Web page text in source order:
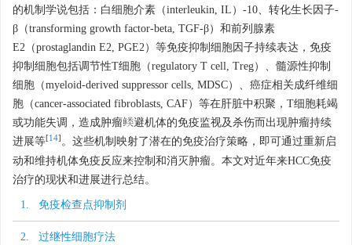
的机制学说包括：白细胞介素（interleukin, IL）-10、转化生长因子-
β（transforming growth factor-beta, TGF-β）和前列腺素
E2（prostaglandin E2, PGE2）等免疫抑制细胞因子持续表达，免疫
抑制细胞包括调节性T细胞（regulatory T cell, Treg）、髓源性抑制
细胞（myeloid-derived suppressor cells, MDSC）、癌症相关成纤维细
胞（cancer-associated fibroblasts, CAF）等在肝脏中积聚，T细胞耗竭
或功能失调，造成肿瘤逃避机体的免疫监视及杀伤而出现肿瘤持续
进展等[14] 。这些机制映射了潜在的免疫治疗策略，即可通过重新启
动和维持机体免疫反应来控制和消灭肿瘤。本文对近年来HCC免疫
治疗的现状和进展进行总结。
1. 免疫检查点抑制剂
2. 过继性细胞疗法